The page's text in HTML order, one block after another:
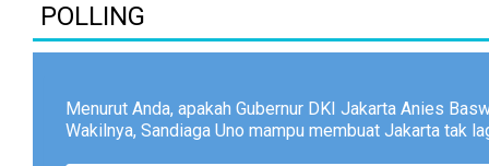
POLLING
Menurut Anda, apakah Gubernur DKI Jakarta Anies
Wakilnya, Sandiaga Uno mampu membuat Jakarta tak